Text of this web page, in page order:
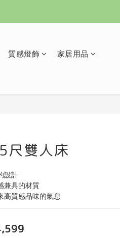
質感燈飾 家居用品
尺雙人床
設計
兼具的材質
高質感品味的氣息